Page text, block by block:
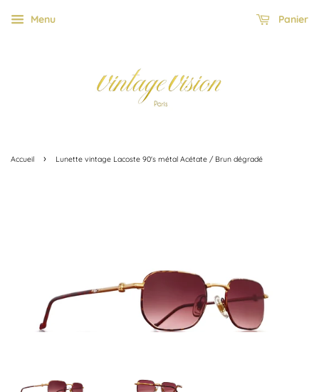
Menu Panier
Accueil › Lunette vintage Lacoste 90's métal Acétate / Brun dégradé